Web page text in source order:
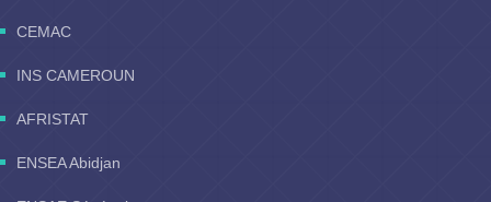
CEMAC
INS CAMEROUN
AFRISTAT
ENSEA Abidjan